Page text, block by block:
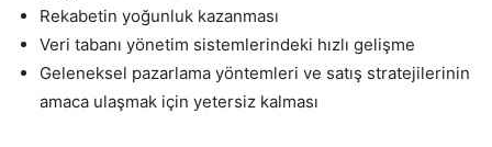
Rekabetin yoğunluk kazanması
Veri tabanı yönetim sistemlerindeki hızlı gelişme
Geleneksel pazarlama yöntemleri ve satış stratejilerinin
amaca ulaşmak için yetersiz kalması